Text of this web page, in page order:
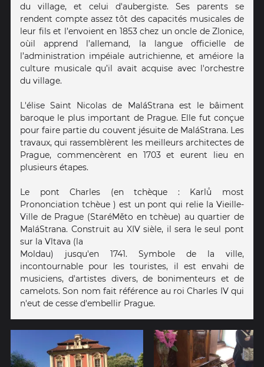
du village, et celui d'aubergiste. Ses parents se
rendent compte assez tôt des capacités musicales de
leur fils et l’envoient en 1853 chez un oncle de Zlonice,
oùil apprend l’allemand, la langue officielle de
l’administration impéiale autrichienne, et améiore la
culture musicale qu’il avait acquise avec l'orchestre
du village.
L'élise Saint Nicolas de MaláStrana est le bâiment
baroque le plus important de Prague. Elle fut conçue
pour faire partie du couvent jésuite de MaláStrana. Les
travaux, qui rassemblèrent les meilleurs architectes de
Prague, commencèrent en 1703 et eurent lieu en
plusieurs étapes.
Le pont Charles (en tchèque : Karlů most
Prononciation tchèue ) est un pont qui relie la Vieille-
Ville de Prague (StaréMěto en tchèue) au quartier de
MaláStrana. Construit au XIV sièle, il sera le seul pont
sur la Vltava (la
Moldau) jusqu'en 1741. Symbole de la ville,
incontournable pour les touristes, il est envahi de
musiciens, d'artistes divers, de bonimenteurs et de
camelots. Son nom fait référence au roi Charles IV qui
n'eut de cesse d'embellir Prague.